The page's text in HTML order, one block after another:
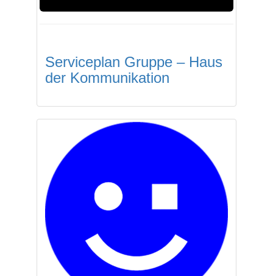
Serviceplan Gruppe – Haus
der Kommunikation